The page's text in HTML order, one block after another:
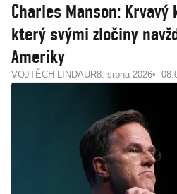
Charles Manson:
který svými zločiny
Ameriky
VOJTĚCH LINDAUR8. srpna 2026